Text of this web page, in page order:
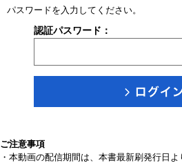
パスワードを入力してください。
認証パスワード：
ご注意事項
・本動画の配信期間は、本書最新刷発行日